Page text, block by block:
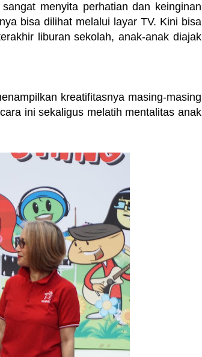
menyita perhatian dan keinginan
bisa dilihat melalui layar TV. Kini bisa
liburan sekolah, anak-anak diajak
kreatifitasnya masing-masing
ini sekaligus melatih mentalitas anak